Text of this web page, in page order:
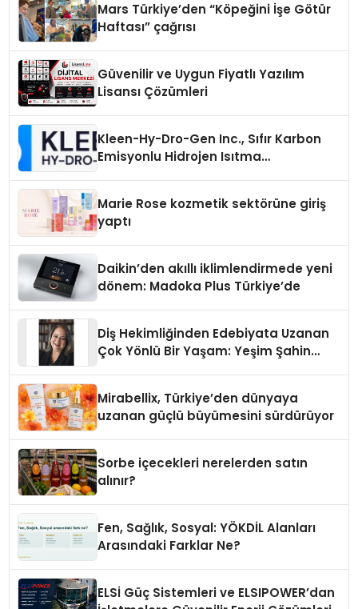
Mars Türkiye’den “Köpeğini İşe Götür
Haftası” çağrısı
Güvenilir ve Uygun Fiyatlı Yazılım
Lisansı Çözümleri
Kleen-Hy-Dro-Gen Inc., Sıfır Karbon
Emisyonlu Hidrojen Isıtma
Marie Rose kozmetik sektörüne giriş
yaptı
Daikin’den akıllı iklimlendirmede yeni
dönem: Madoka Plus Türkiye’de
Diş Hekimliğinden Edebiyata Uzanan
Çok Yönlü Bir Yaşam: Yeşim Şahin
Mirabellix, Türkiye’den dünyaya
uzanan güçlü büyümesini sürdürüyor
Sorbe içecekleri nerelerden satın
alınır?
Fen, Sağlık, Sosyal: YÖKDİL Alanları
Arasındaki Farklar Ne?
ELSİ Güç Sistemleri ve ELSIPOWER’dan